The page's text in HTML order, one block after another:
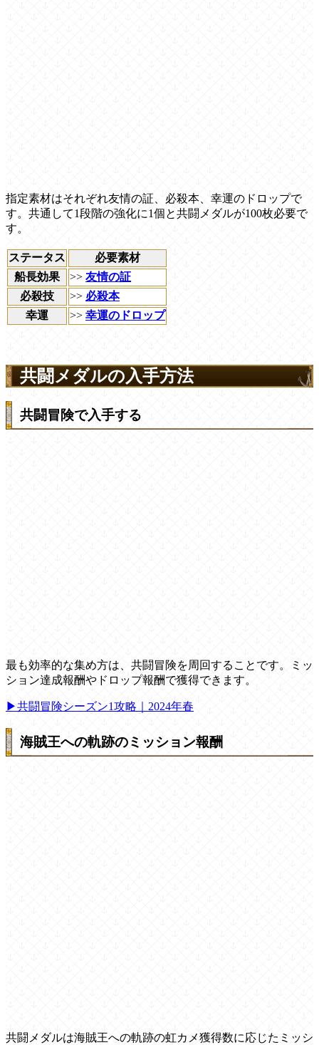
指定素材はそれぞれ友情の証、必殺本、幸運のドロップで
す。共通して1段階の強化に1個と共闘メダルが100枚必要で
す。
ステータス
必要素材
船長効果
>> 友情の証
必殺技
>> 必殺本
幸運
>> 幸運のドロップ
共闘メダルの入手方法
共闘冒険で入手する
最も効率的な集め方は、共闘冒険を周回することです。ミッ
ション達成報酬やドロップ報酬で獲得できます。
▶共闘冒険シーズン1攻略｜2024年春
海賊王への軌跡のミッション報酬
共闘メダルは海賊王への軌跡の虹カメ獲得数に応じたミッシ